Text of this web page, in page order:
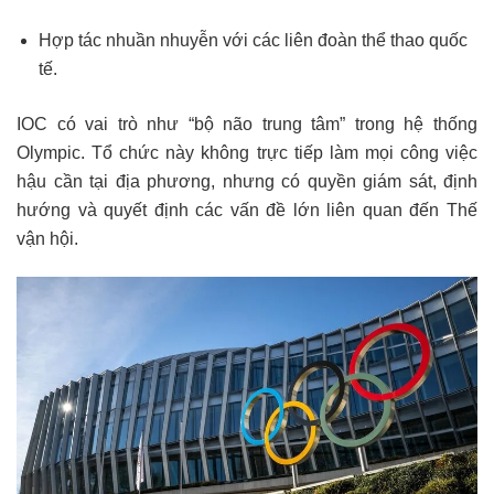
Hợp tác nhuần nhuyễn với các liên đoàn thể thao quốc
tế.
IOC có vai trò như “bộ não trung tâm” trong hệ thống
Olympic. Tổ chức này không trực tiếp làm mọi công việc
hậu cần tại địa phương, nhưng có quyền giám sát, định
hướng và quyết định các vấn đề lớn liên quan đến Thế
vận hội.